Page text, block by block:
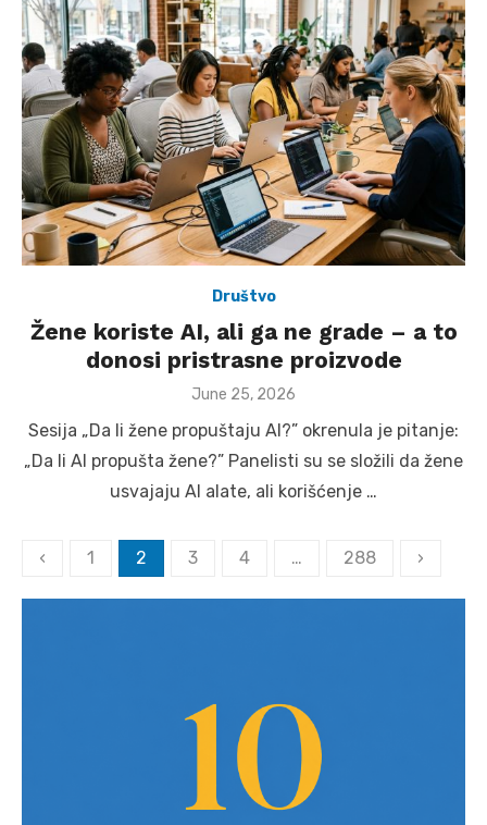
Društvo
Žene koriste AI, ali ga ne grade – a to
donosi pristrasne proizvode
Posted
June 25, 2026
Sesija „Da li žene propuštaju AI?” okrenula je pitanje:
„Da li AI propušta žene?” Panelisti su se složili da žene
usvajaju AI alate, ali korišćenje …
Posts
pagination
‹ 1 2 3 4 … 288 ›